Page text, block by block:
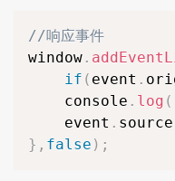
//响应事件
window.
if ( event .
	console
. log (
	event
. source
} , false ) ;